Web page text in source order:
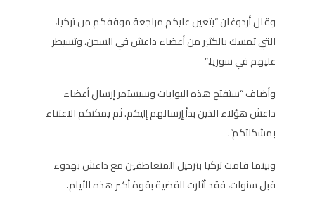
وقال أردوغان “يتعين عليكم مراجعة موقفكم من تركيا،
التي تمسك بالكثير من أعضاء داعش في السجن، وتسيطر
عليهم في سوريا.”
وأضاف “ستفتح هذه البوابات وسيستمر إرسال أعضاء
داعش هؤلاء الذين بدأ إرسالهم إليكم. ثم يمكنكم الاعتناء
بمشكلتكم”.
وبينما قامت تركيا بترحيل المتعاطفين مع داعش بهدوء
قبل سنوات، فقد أثارت القضية بقوة أكبر هذه الأيام.